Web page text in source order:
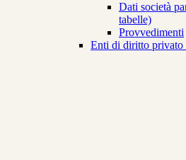
Dati società
tabelle)
Provvedimenti
Enti di diritto privato